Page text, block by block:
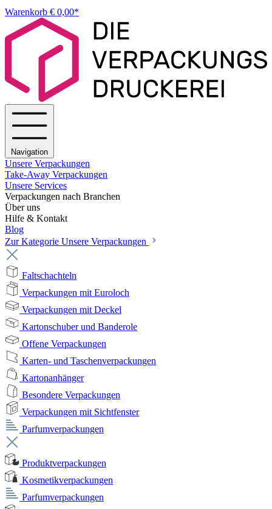
Warenkorb € 0,00*
Navigation
Unsere Verpackungen
Take-Away Verpackungen
Unsere Services
Verpackungen nach Branchen
Über uns
Hilfe & Kontakt
Blog
Zur Kategorie Unsere Verpackungen
Faltschachteln
Verpackungen mit Euroloch
Verpackungen mit Deckel
Kartonschuber und Banderole
Offene Verpackungen
Karten- und Taschenverpackungen
Kartonanhänger
Besondere Verpackungen
Verpackungen mit Sichtfenster
Parfumverpackungen
Produktverpackungen
Kosmetikverpackungen
Parfumverpackungen